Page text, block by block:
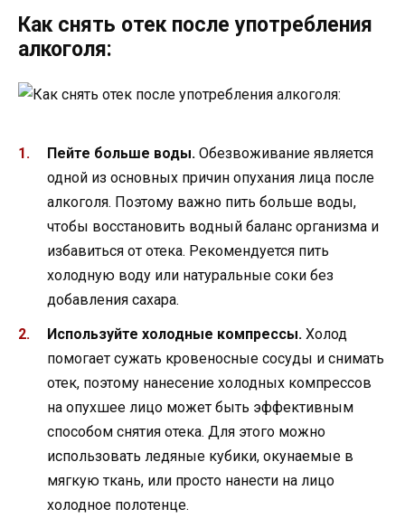
Как снять отек после употребления
алкоголя:
Пейте больше воды. Обезвоживание является
одной из основных причин опухания лица после
алкоголя. Поэтому важно пить больше воды,
чтобы восстановить водный баланс организма и
избавиться от отека. Рекомендуется пить
холодную воду или натуральные соки без
добавления сахара.
Используйте холодные компрессы. Холод
помогает сужать кровеносные сосуды и снимать
отек, поэтому нанесение холодных компрессов
на опухшее лицо может быть эффективным
способом снятия отека. Для этого можно
использовать ледяные кубики, окунаемые в
мягкую ткань, или просто нанести на лицо
холодное полотенце.